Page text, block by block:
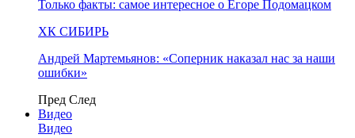
Только факты: самое интересное о Егоре Подомацком
ХК СИБИРЬ
Андрей Мартемьянов: «Соперник наказал нас за наши
ошибки»
Пред След
Видео
Видео